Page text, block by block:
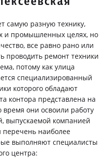
самую разную технику,
и промышленных целях, но
все равно рано или
проводить ремонт техники
потому как улица
специализированный
которого обладают
контора представлена на
время они освоили работу
выпускаемой компанией
наиболее
выполняют специалисты
центра: